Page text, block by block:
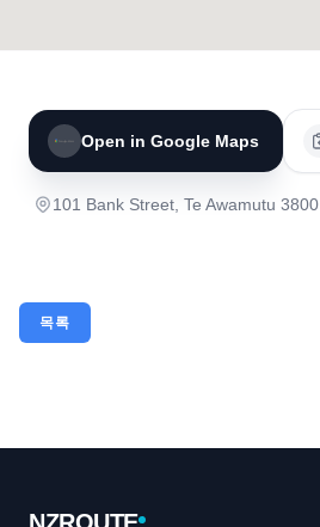
Open in Google Maps
101 Bank Street, Te Awamutu 3800
목록